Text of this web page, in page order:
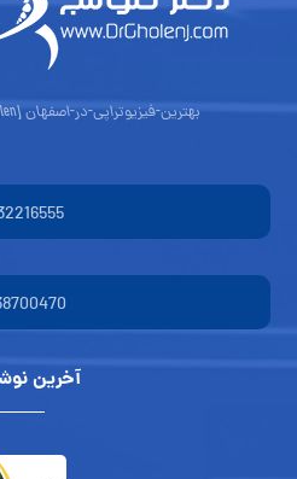
بهترین-فیزیوتراپی-در-اصفهان drgholenj
آخرین